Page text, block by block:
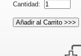
Cantidad: